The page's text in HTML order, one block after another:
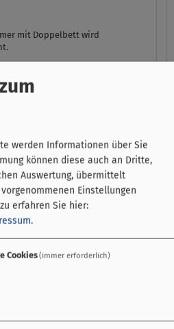
mit Doppelbett wird
Es dürfte Ihnen an Nichts
vermissen dann sagen Sie uns
offen.
ist mit einer
und lässt auch sonst keine
doch auf dem überdachten
Aufpreis ;o)) und herrlichem
Gartenstadt.
werden Informationen über Sie
können diese auch an Dritte,
Auswertung, übermittelt
Einstellungen
erfahren Sie hier:
.
Cookies(immer erforderlich)